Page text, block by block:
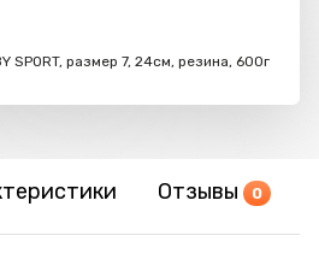
SPORT, размер 7, 24см, резина, 600г
Отзывы 0